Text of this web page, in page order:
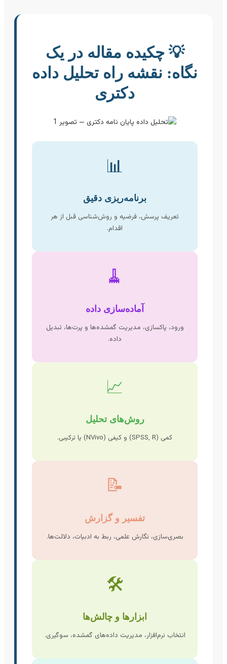
💡 چکیده مقاله در یک
نگاه: نقشه راه تحلیل داده
دکتری
برنامه‌ریزی دقیق
تعریف پرسش، فرضیه و روش‌شناسی قبل از هر
آماده‌سازی داده
ورود، پاکسازی، مدیریت گمشده‌ها و پرت‌ها، تبدیل
روش‌های تحلیل
تفسیر و گزارش
بصری‌سازی، نگارش علمی، ربط به ادبیات، دلالت‌ها.
🛠️
ابزارها و چالش‌ها
انتخاب نرم‌افزار، مدیریت داده‌های گمشده، سوگیری.